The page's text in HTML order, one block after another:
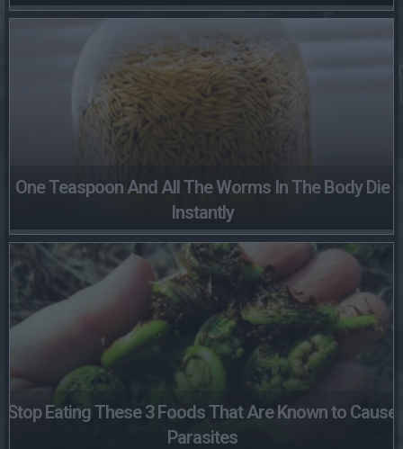
One Teaspoon And All The Worms In The Body Die
Instantly
Stop Eating These 3 Foods That Are Known to Cause
Parasites